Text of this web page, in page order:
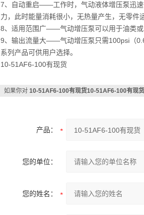
7、自动重启——工作时，气动液体增压泵迅
力，此时能量消耗很小，无热量产生，无零件
8、适用范围广——气动增压泵可以用于油类或
9、输出流量大——气动增压泵只需100psi（
系列产品可供用户选择。
10-51AF6-100有现货
如果你对 10-51AF6-100有现货10-51AF6-100有现货
产品：
您的单位：
您的姓名：